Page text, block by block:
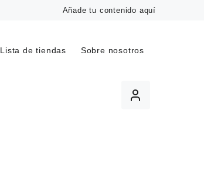
Añade tu contenido aquí
Lista de tiendas Sobre nosotros